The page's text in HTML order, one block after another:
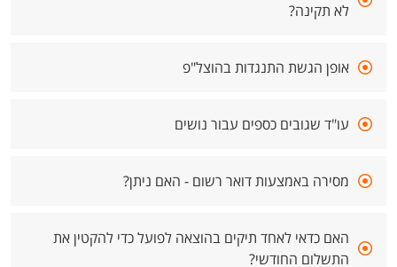
לא תקינה?
אופן הגשת התנגדות בהוצל"פ
עו"ד שגובים כספים עבור נושים
מסירה באמצעות דואר רשום - האם ניתן?
האם כדאי לאחד תיקים בהוצאה לפועל כדי להקטין את
התשלום החודשי?